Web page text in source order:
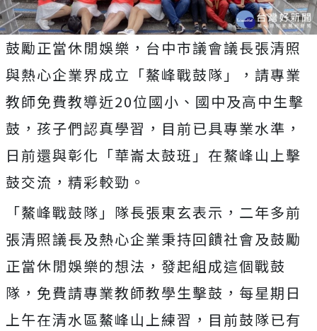
鼓勵正當休閒娛樂，台中市議會議長張清照
與熱心企業界成立「鰲峰戰鼓隊」，請專業
教師免費教導近20位國小、國中及高中生擊
鼓，孩子們認真學習，目前已具專業水準，
日前還與彰化「華崙太鼓班」在鰲峰山上擊
鼓交流，精彩較勁。
「鰲峰戰鼓隊」隊長張東玄表示，二年多前
張清照議長及熱心企業秉持回饋社會及鼓勵
正當休閒娛樂的想法，發起組成這個戰鼓
隊，免費請專業教師教學生擊鼓，每星期日
上午在清水區鰲峰山上練習，目前鼓隊已有